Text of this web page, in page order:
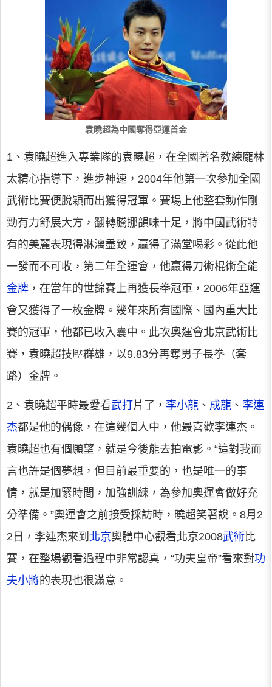
袁曉超為中國奪得亞運首金
1、袁曉超進入專業隊的袁曉超，在全國著名教練龐林
太精心指導下，進步神速，2004年他第一次參加全國
武術比賽便脫穎而出獲得冠軍。賽場上他整套動作剛
勁有力舒展大方，翻轉騰挪韻味十足，將中國武術特
有的美麗表現得淋漓盡致，贏得了滿堂喝彩。從此他
一發而不可收，第二年全運會，他贏得刀術棍術全能
金牌 ，在當年的世錦賽上再獲長拳冠軍，2006年亞運
會又獲得了一枚金牌。幾年來所有國際、國內重大比
賽的冠軍，他都已收入囊中。此次奧運會北京武術比
賽，袁曉超技壓群雄，以9.83分再奪男子長拳（套
路）金牌。
2、袁曉超平時最愛看武打片了， 李小龍 、 成龍 、 李連
杰都是他的偶像，在這幾個人中，他最喜歡李連杰。
袁曉超也有個願望，就是今後能去拍電影。“這對我而
言也許是個夢想，但目前最重要的，也是唯一的事
情，就是加緊時間，加強訓練，為參加奧運會做好充
分準備。”奧運會之前接受採訪時，曉超笑著說。8月2
2日，李連杰來到 北京奧體中心觀看北京2008武術比
賽，在整場觀看過程中非常認真，“功夫皇帝”看來對功
夫小將的表現也很滿意。